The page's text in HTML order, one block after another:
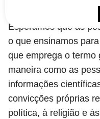
e conhecimento para
Esperamos que as
o que ensinamos
que emprega o termo
maneira como as
informações
convicções próprias
política, à religião e